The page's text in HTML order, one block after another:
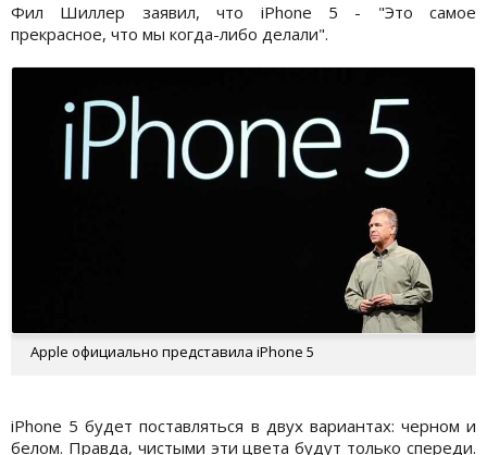
Фил Шиллер заявил, что iPhone 5 - "Это самое
прекрасное, что мы когда-либо делали".
Apple официально представила iPhone 5
iPhone 5 будет поставляться в двух вариантах: черном и
белом. Правда, чистыми эти цвета будут только спереди.